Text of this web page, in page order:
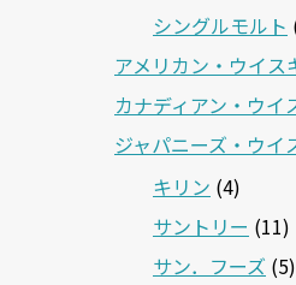
シングルモルト
アメリカン・ウイス
カナディアン・ウイ
ジャパニーズ・ウイ
キリン (4)
サントリー (11)
サン．フーズ (5)